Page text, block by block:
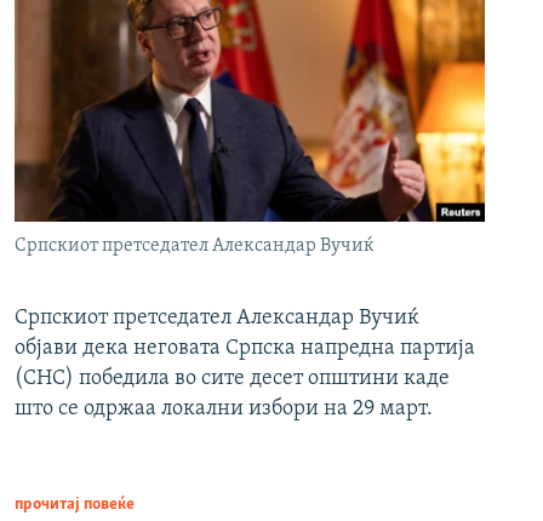
Српскиот претседател Александар Вучиќ
Српскиот претседател Александар Вучиќ
објави дека неговата Српска напредна партија
(СНС) победила во сите десет општини каде
што се одржаа локални избори на 29 март.
прочитај повеќе